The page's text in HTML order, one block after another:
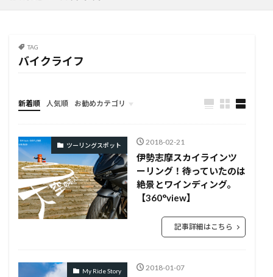
TAG
バイクライフ
新着順 人気順 お勧めカテゴリ
TOP
ツーリングスポット 2018-02-21
伊勢志摩スカイラインツ
ーリング！待っていたのは
絶景とワインディング。
【360°view】
記事詳細はこちら
My Ride Story 2018-01-07